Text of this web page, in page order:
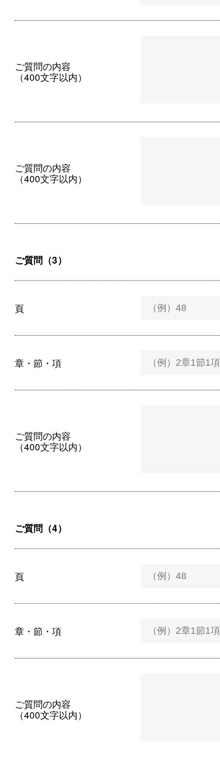
ご質問の内容
（400文字以内）
ご質問の内容
（400文字以内）
ご質問（3）
頁
章・節・項
ご質問の内容
（400文字以内）
ご質問（4）
頁
章・節・項
ご質問の内容
（400文字以内）